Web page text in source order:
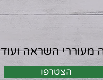
מעוררי השראה ועוד
הצטרפו